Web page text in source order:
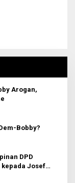
Arogan,
Bobby?
DPD
kepada Josef